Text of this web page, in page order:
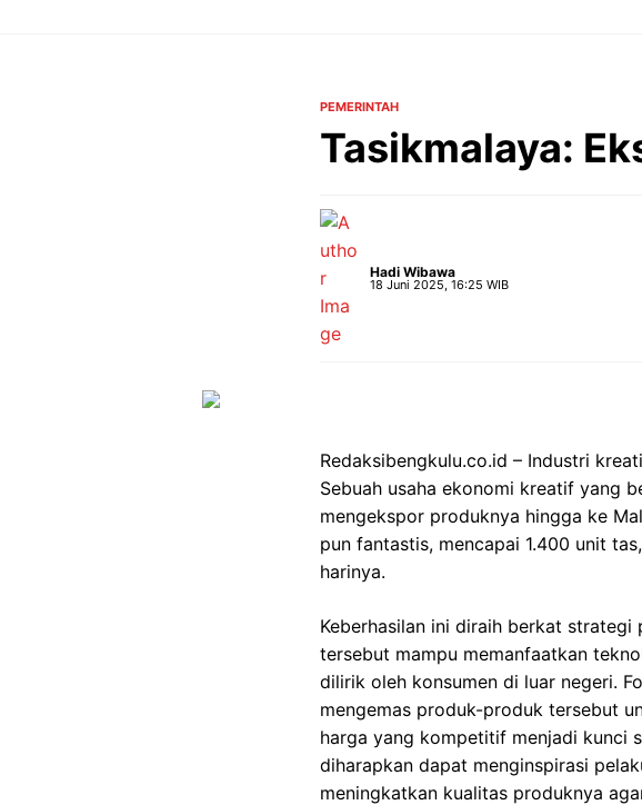
PEMERINTAH
Tasikmalaya:
Hadi Wibawa
18 Juni 2025, 16:25 WIB
Redaksibengkulu.co.id – Industri
Sebuah usaha ekonomi kreatif yang
mengekspor produknya hingga ke
pun fantastis, mencapai 1.400 unit
harinya.
Keberhasilan ini diraih berkat
tersebut mampu memanfaatkan
dilirik oleh konsumen di luar negeri.
mengemas produk-produk tersebut
harga yang kompetitif menjadi kunci
diharapkan dapat menginspirasi
meningkatkan kualitas produknya